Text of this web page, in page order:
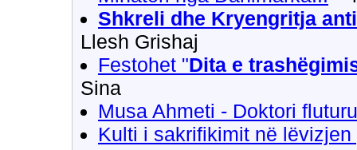
Shkreli dhe Kryengritja
Llesh Grishaj
Festohet "Dita e
Sina
Musa Ahmeti - Doktori
Kulti i sakrifikimit në